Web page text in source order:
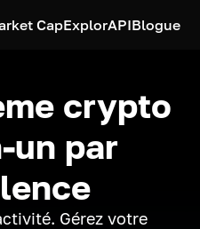
CapExplorAPIBlogue
crypto
un par
Gérez votre